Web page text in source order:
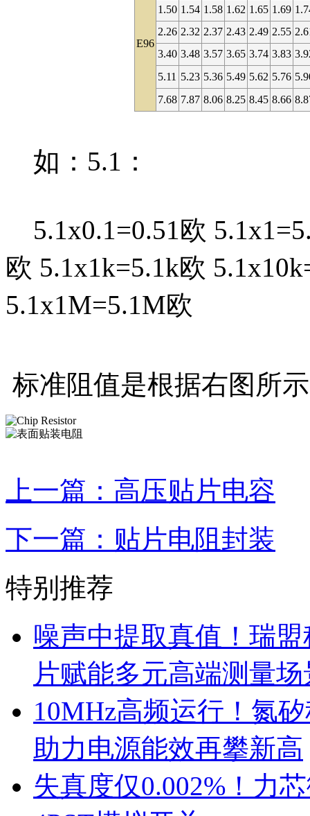
E96
1.50 1.54 1.58 1.62 1.65 1.69
2.26 2.32 2.37 2.43 2.49 2.55
3.40 3.48 3.57 3.65 3.74 3.83
5.11 5.23 5.36 5.49 5.62 5.76
7.68 7.87 8.06 8.25 8.45 8.66
如：5.1：
5.1x0.1=0.51欧
欧 5.1x1k=5.1k欧
5.1x1M=5.1M欧
标准阻值是根据右图所
上一篇：高压贴片电容
下一篇：贴片电阻封装
特别推荐
噪声中提取真值！瑞
片赋能多元高端测量场
10MHz高频运行！氮
助力电源能效再攀新高
失真度仅0.002%！力